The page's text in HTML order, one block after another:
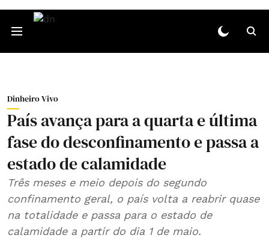
Dinheiro Vivo
País avança para a quarta e última
fase do desconfinamento e passa a
estado de calamidade
Três meses e meio depois do segundo
confinamento geral, o país volta a reabrir quase
na totalidade e passa para o estado de
calamidade a partir do dia 1 de maio.